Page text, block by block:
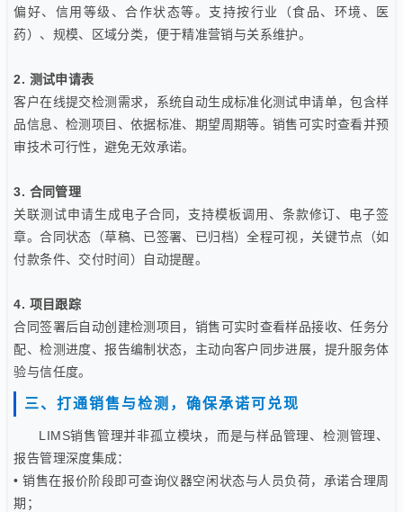
偏好、信用等级、合作状态等。支持按行业（食品、环境、医
药）、规模、区域分类，便于精准营销与关系维护。
2. 测试申请表
客户在线提交检测需求，系统自动生成标准化测试申请单，包含样
品信息、检测项目、依据标准、期望周期等。销售可实时查看并预
审技术可行性，避免无效承诺。
3. 合同管理
关联测试申请生成电子合同，支持模板调用、条款修订、电子签
章。合同状态（草稿、已签署、已归档）全程可视，关键节点（如
付款条件、交付时间）自动提醒。
4. 项目跟踪
合同签署后自动创建检测项目，销售可实时查看样品接收、任务分
配、检测进度、报告编制状态，主动向客户同步进展，提升服务体
验与信任度。
三、打通销售与检测，确保承诺可兑现
LIMS销售管理并非孤立模块，而是与样品管理、检测管理、
报告管理深度集成：
• 销售在报价阶段即可查询仪器空闲状态与人员负荷，承诺合理周
期；